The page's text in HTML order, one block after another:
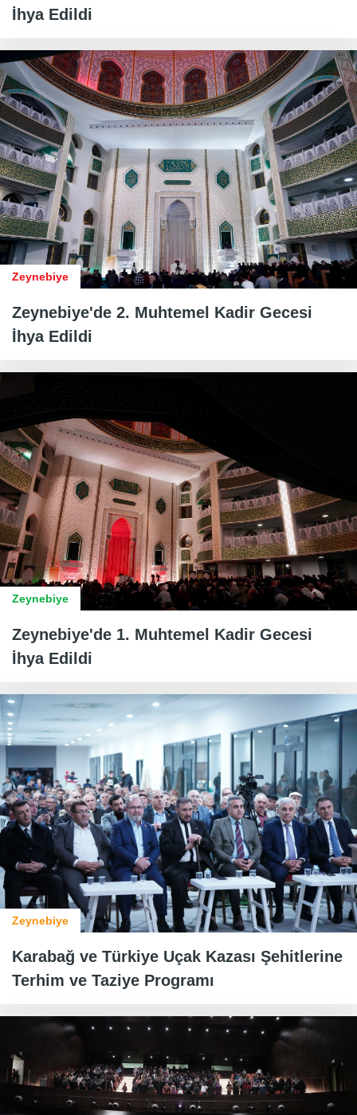
İhya Edildi
Zeynebiye
Zeynebiye'de 2. Muhtemel Kadir Gecesi
İhya Edildi
Zeynebiye
Zeynebiye'de 1. Muhtemel Kadir Gecesi
İhya Edildi
Zeynebiye
Karabağ ve Türkiye Uçak Kazası Şehitlerine
Terhim ve Taziye Programı